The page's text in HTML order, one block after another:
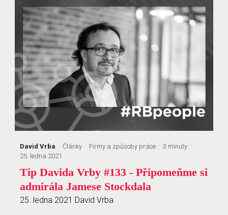
David Vrba Články Firmy a způsoby práce
3 minuty
25. ledna 2021
Tip Davida Vrby #133 - Připomeňme si
admirála Jamese Stockdala
25. ledna 2021 David Vrba